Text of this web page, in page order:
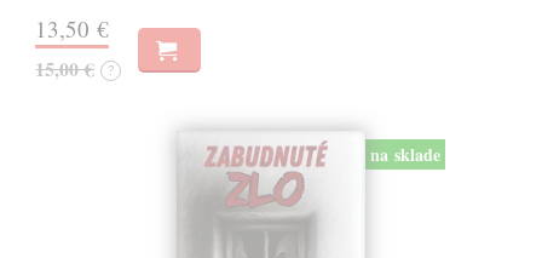
13,50 €
15,00 € ?
na sklade